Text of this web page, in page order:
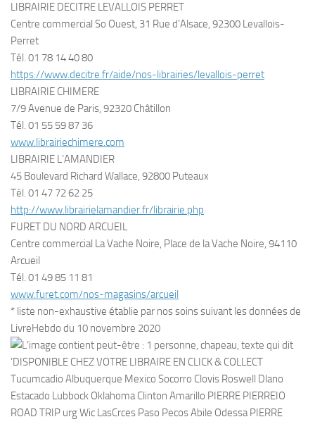
LIBRAIRIE DECITRE LEVALLOIS PERRET
Centre commercial So Ouest, 31 Rue d’Alsace, 92300 Levallois-
Perret
Tél. 01 78 14 40 80
https://www.decitre.fr/aide/nos-librairies/levallois-perret
LIBRAIRIE CHIMERE
7/9 Avenue de Paris, 92320 Châtillon
Tél. 01 55 59 87 36
www.librairiechimere.com
LIBRAIRIE L’AMANDIER
45 Boulevard Richard Wallace, 92800 Puteaux
Tél. 01 47 72 62 25
http://www.librairielamandier.fr/librairie.php
FURET DU NORD ARCUEIL
Centre commercial La Vache Noire, Place de la Vache Noire, 94110
Arcueil
Tél. 01 49 85 11 81
www.furet.com/nos-magasins/arcueil
* liste non-exhaustive établie par nos soins suivant les données de
LivreHebdo du 10 novembre 2020